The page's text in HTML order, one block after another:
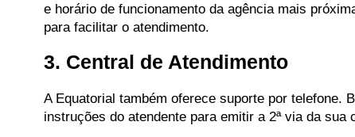
e horário de funcionamento da agência mais
para facilitar o atendimento.
3. Central de Atendimento
A Equatorial também oferece suporte por telefone.
instruções do atendente para emitir a 2ª via da sua